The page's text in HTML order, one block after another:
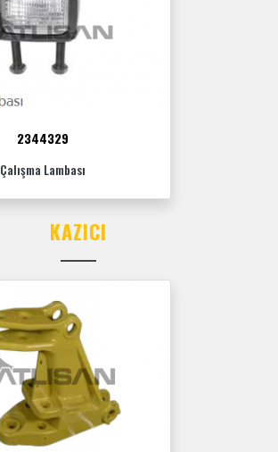
2344329
Çalışma Lambası
KAZICI